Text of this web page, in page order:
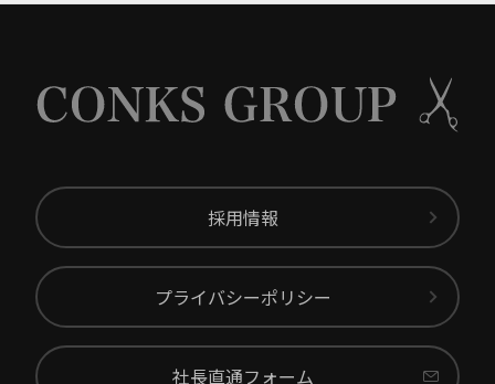
採用情報
プライバシーポリシー
社長直通フォーム